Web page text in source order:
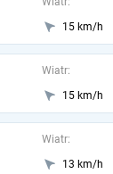
15 km/h
Wiatr:
15 km/h
Wiatr:
13 km/h